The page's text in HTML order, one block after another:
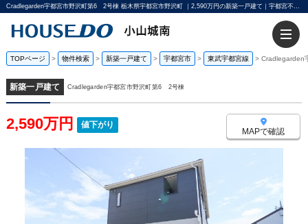
Cradlegarden宇都宮市野沢町第6 2号棟 栃木県宇都宮市野沢町 ｜2,590万円の新築一戸建て｜宇都宮不動産小山城南店
TOPページ > 物件検索 > 新築一戸建て > 宇都宮市 > 東武宇都宮線 > Cradlegarden
新築一戸建て Cradlegarden宇都宮市野沢町第6 2号棟
2,590万円 値下がり
MAPで確認